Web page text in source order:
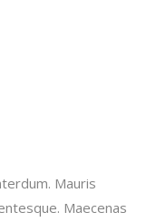
Mauris
Maecenas